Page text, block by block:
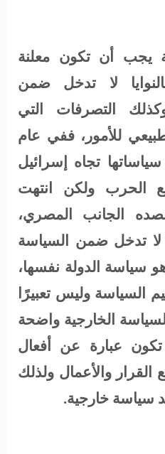
يجب أن تكون معلنة
لا تدخل ضمن
التصرفات التي
للأمور، ففي عام
سياساتها تجاه إسرائيل
الحرب ولكن انتهت
الجانب المصري،
لا تدخل ضمن السياسة
هو سياسة الدولة نفسها،
السياسة وليس تعبيرًا
الخارجية واضحة
تكون عبارة عن أفعال
والأعمال ولذلك
سياسة خارجية.